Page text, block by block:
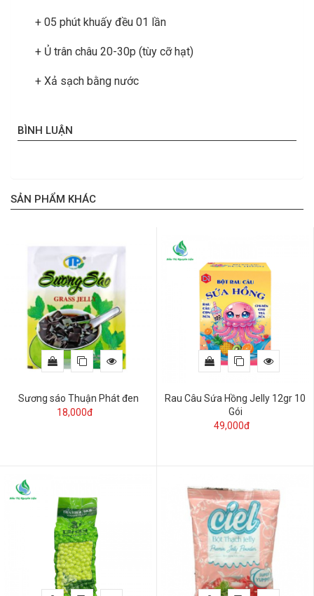
+ 05 phút khuấy đều 01 lần
+ Ủ trân châu 20-30p (tùy cỡ hạt)
+ Xả sạch bằng nước
BÌNH LUẬN
SẢN PHẨM KHÁC
Sương sáo Thuận Phát đen
18,000đ
Rau Câu Sứa Hồng Jelly 12gr 10
Gói
49,000đ